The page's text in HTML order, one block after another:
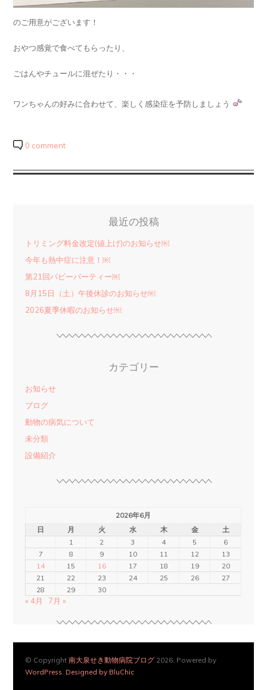
のご用意がございます！
おやつ感覚で食べてもらったり、
ごはんやチュールに混ぜたり・・・
ワンちゃんの好みに合わせて、楽しく感染症を予防しましょう
0 comment
最近の投稿
トリミング料金改定(値上げ)のお知らせ￼
今年も熱中症に注意！￼
第21回パピーパーティー￼
8月15日（土）午後休診のお知らせ￼
2026夏季休暇のお知らせ￼
カテゴリー
お知らせ
ブログ
動物の病気について
未分類
設備紹介
2026年6月
日
月 火 水 木 金
土
1
2 3 4 5
6
7
8 9 10 11 12
13
14
15 16 17 18 19
20
21
22 23 24 25 26
27
28
29 30
« 4月 7月 »
© Copyright南大泉せき動物病院ブログ 2026. Powered by
WordPress. Designed by BluChic